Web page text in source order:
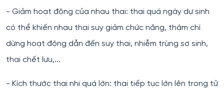
- Giảm hoạt động của nhau thai: thai quá ngày dự sinh
có thể khiến nhau thai suy giảm chức năng, thậm chí
dừng hoạt động dẫn đến suy thai, nhiễm trùng sơ sinh,
thai chết lưu,...
- Kích thước thai nhi quá lớn: thai tiếp tục lớn lên trong tử